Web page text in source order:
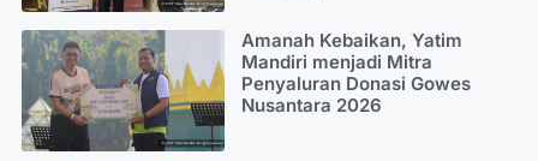
Amanah Kebaikan, Yatim
Mandiri menjadi Mitra
Penyaluran Donasi Gowes
Nusantara 2026